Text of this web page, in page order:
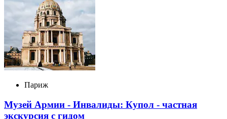
Париж
Музей Армии - Инвалиды: Купол - частная
экскурсия с гидом